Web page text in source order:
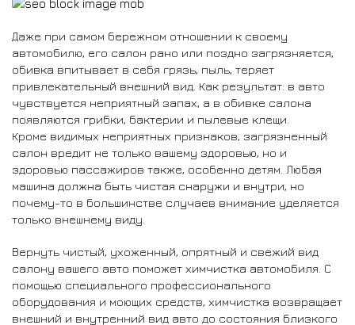
Даже при самом бережном отношении к своему
автомобилю, его салон рано или поздно загрязняется,
обивка впитывает в себя грязь, пыль, теряет
привлекательный внешний вид. Как результат: в авто
чувствуется неприятный запах, а в обивке салона
появляются грибки, бактерии и пылевые клещи.
Кроме видимых неприятных признаков, загрязненный
салон вредит не только вашему здоровью, но и
здоровью пассажиров также, особенно детям. Любая
машина должна быть чистая снаружи и внутри, но
почему-то в большинстве случаев внимание уделяется
только внешнему виду.
Вернуть чистый, ухоженный, опрятный и свежий вид
салону вашего авто поможет химчистка автомобиля. С
помощью специального профессионального
оборудования и моющих средств, химчистка возвращает
внешний и внутренний вид авто до состояния близкого